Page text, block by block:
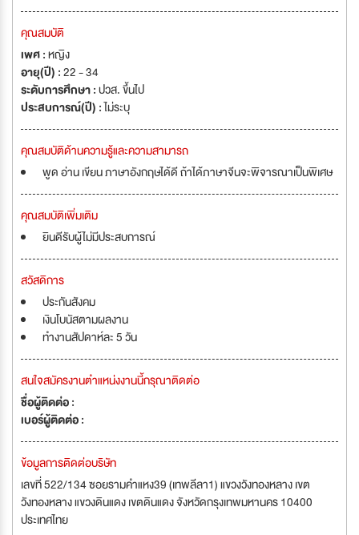
คุณสมบัติ
เพศ :หญิง
อายุ(ปี) :22 - 34
ระดับการศึกษา :ปวส. ขึ้นไป
ประสบการณ์(ปี) :ไม่ระบุ
คุณสมบัติด้านความรู้และความสามารถ
พูด อ่าน เขียน ภาษาอังกฤษได้ดี ถ้าได้ภาษาจีนจะพิจารณาเป็นพิเศษ
คุณสมบัติเพิ่มเติม
ยินดีรับผู้ไม่มีประสบการณ์
สวัสดิการ
ประกันสังคม
เงินโบนัสตามผลงาน
ทำงานสัปดาห์ละ 5 วัน
สนใจสมัครงานตำแหน่งงานนี้กรุณาติดต่อ
ชื่อผู้ติดต่อ :
เบอร์ผู้ติดต่อ :
ข้อมูลการติดต่อบริษัท
เลขที่ 522/134 ซอยรามคำแหง39 (เทพลีลา1) แขวงวังทองหลาง เขต
วังทองหลาง แขวงดินแดง เขตดินแดง จังหวัดกรุงเทพมหานคร 10400
ประเทศไทย